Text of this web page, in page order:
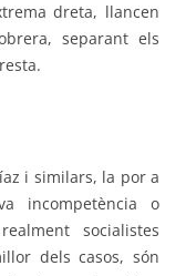
dreta, llancen
separant els
i similars, la por a
incompetència o
socialistes
dels casos, són